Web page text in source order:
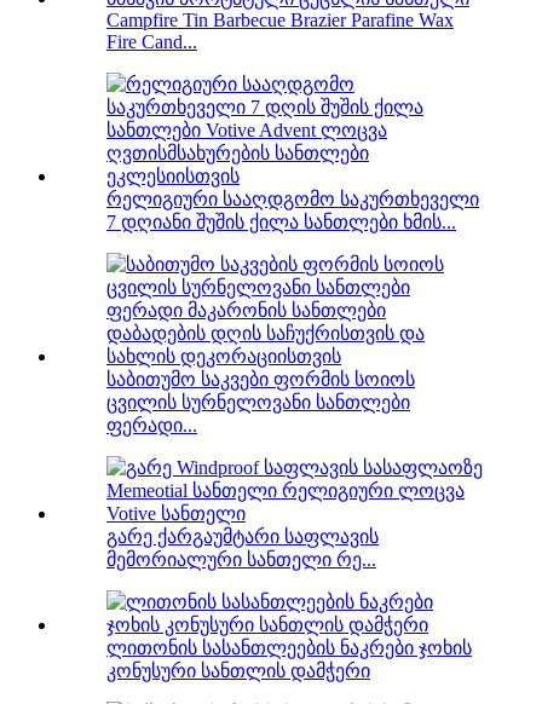
Campfire Tin Barbecue Brazier Parafine Wax
Fire Cand...
რელიგიური სააღდგომო საკურთხეველი
7 დღიანი შუშის ქილა სანთლები ხმის...
საბითუმო საკვები ფორმის სოიოს
ცვილის სურნელოვანი სანთლები
ფერადი...
გარე ქარგაუმტარი საფლავის
მემორიალური სანთელი რე...
ლითონის სასანთლეების ნაკრები ჯოხის
კონუსური სანთლის დამჭერი